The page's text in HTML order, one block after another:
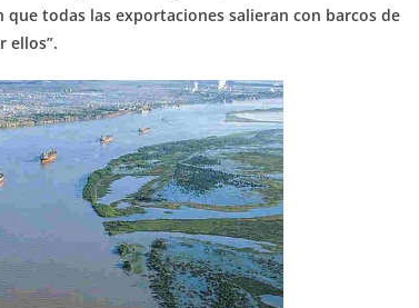
que todas las exportaciones salieran con barcos de
ellos”.